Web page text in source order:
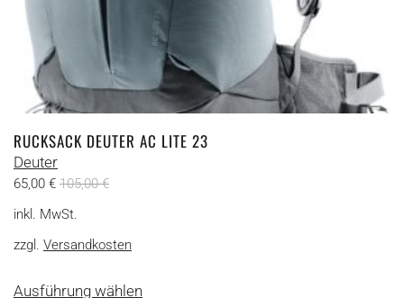
RUCKSACK DEUTER AC LITE 23
Deuter
65,00 € 105,00€
inkl. MwSt.
zzgl. Versandkosten
Ausführung wählen